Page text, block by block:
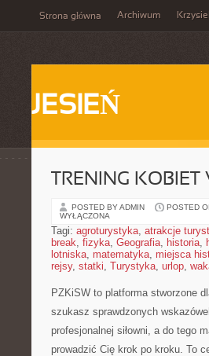
Strona główna Archiwum
JESIEŃ
TRENING
POSTED BY ADMIN POSTED
WYŁĄCZONA
Tagi: agroturystyka, atrakcje
break, fizyka, Geografia, historia,
lotniska, matematyka, miejsca
rejsy, statki, Turystyka, urlop,
PZKiSW to platforma stworzone
szukasz sprawdzonych
profesjonalnej siłowni, a do tego
prowadzić Cię krok po kroku. To